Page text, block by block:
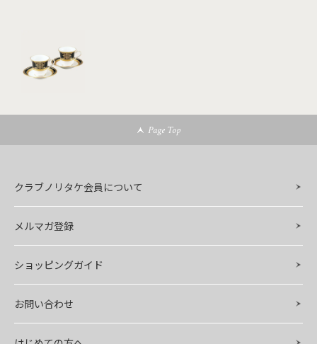
Page Top
クラブノリタケ会員について
メルマガ登録
ショッピングガイド
お問い合わせ